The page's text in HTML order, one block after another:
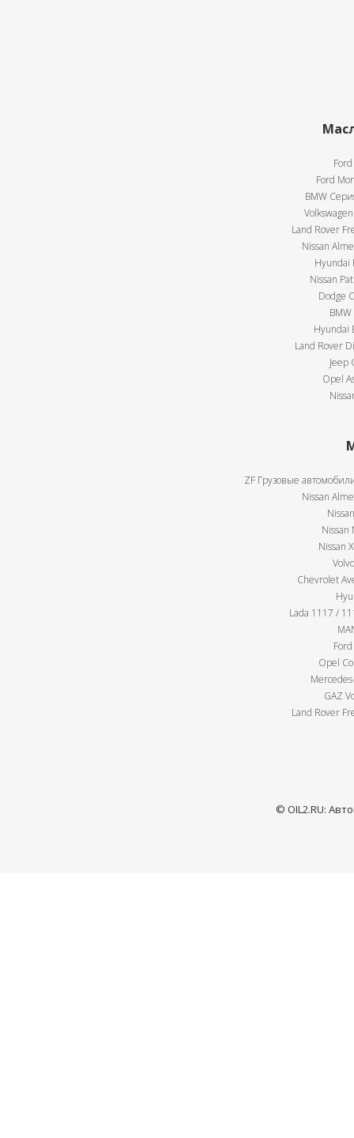
Ford
BMW
Land Rover
Nissan
Hyundai
Nissan
Dodge
Hyundai
Land Rover
Jeep
Opel
ZF Грузовые
Nissan
Nissan
Nissan
Chevrolet
Lada 1117 /
Opel
GAZ
Land Rover
© OIL2.RU: